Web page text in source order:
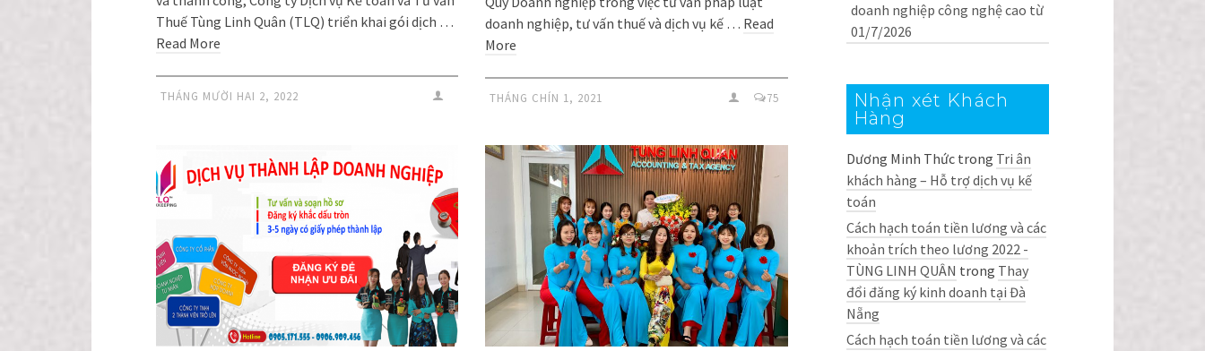
Thuế Tùng Linh Quân (TLQ) triển khai gói dịch …
Read More
THÁNG MƯỜI HAI 2, 2022
doanh nghiệp, tư vấn thuế và dịch vụ kế … Read
More
THÁNG CHÍN 1, 2021 75
doanh nghiệp công nghệ cao từ
01/7/2026
Nhận xét Khách
Hàng
Dương Minh Thứctrong Tri ân
khách hàng – Hỗ trợ dịch vụ kế
toán
Cách hạch toán tiền lương và các
khoản trích theo lương 2022 -
TÙNG LINH QUÂN trong Thay
đổi đăng ký kinh doanh tại Đà
Nẵng
Cách hạch toán tiền lương và các